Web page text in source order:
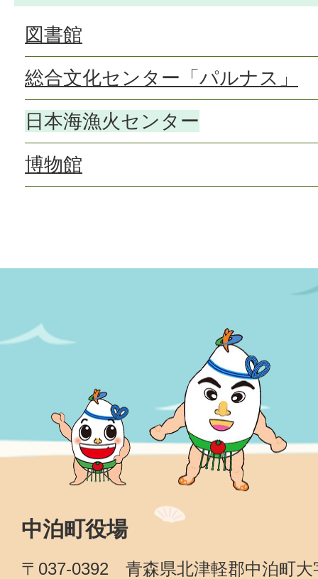
図書館
総合文化センター「パルナス」
日本海漁火センター
博物館
中泊町役場
〒037-0392 青森県北津軽郡中泊町大